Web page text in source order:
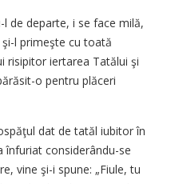
de departe, i se face milă,
l primeşte cu toată
risipitor iertarea Tatălui şi
o pentru plăceri
dat de tatăl iubitor în
înfuriat considerându-se
vine şi-i spune: „Fiule, tu